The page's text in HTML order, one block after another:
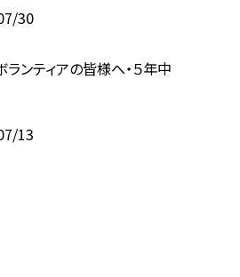
30
ランティアの皆様へ・５年中
13